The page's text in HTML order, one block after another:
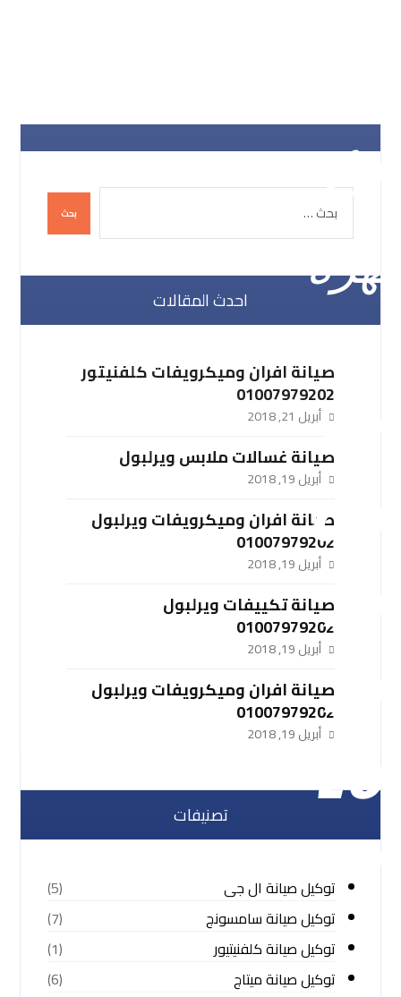
احدث المقالات
صيانة افران وميكرويفات كلفنيتور
01007979202
أبريل 21, 2018
صيانة غسالات ملابس ويرلبول
أبريل 19, 2018
صيانة افران وميكرويفات ويرلبول
01007979202
أبريل 19, 2018
صيانة تكييفات ويرلبول
01007979202
أبريل 19, 2018
صيانة افران وميكرويفات ويرلبول
01007979202
أبريل 19, 2018
تصنيفات
توكيل صيانة ال جى
(5)
توكيل صيانة سامسونج
(7)
توكيل صيانة كلفنيتيور
(1)
توكيل صيانة ميتاج
(6)